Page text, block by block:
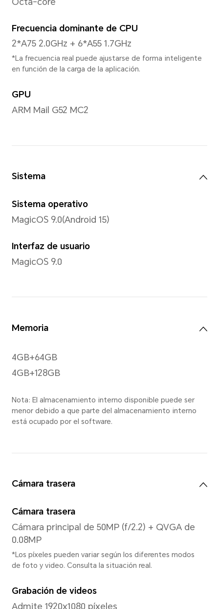
Tamaño
6.74 pulgadas
la longitud diagonal de la pantalla
Relación de aspecto
20:9
Colores
Tipo
Confort Visual/Atenuación
720 x 1600
Procesador